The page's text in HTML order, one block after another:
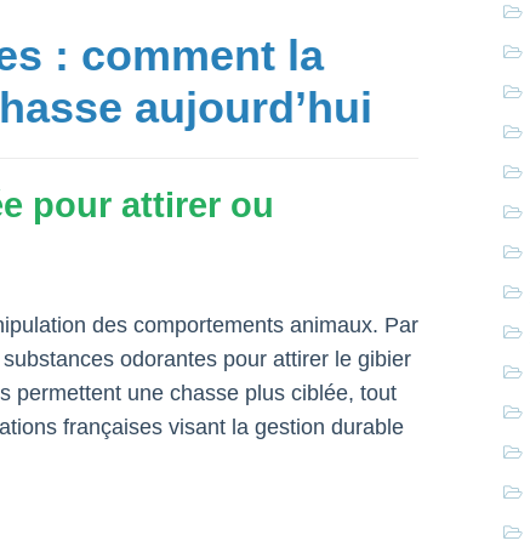
: comment la
aujourd’hui
pour attirer ou
des comportements animaux. Par
odorantes pour attirer le gibier
permettent une chasse plus ciblée, tout
françaises visant la gestion durable